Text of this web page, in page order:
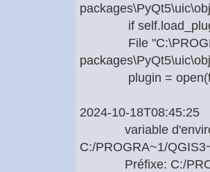
if
File
plugin =
2024-10-
variable
C:/PROGRA~1/
Préfixe: C:/